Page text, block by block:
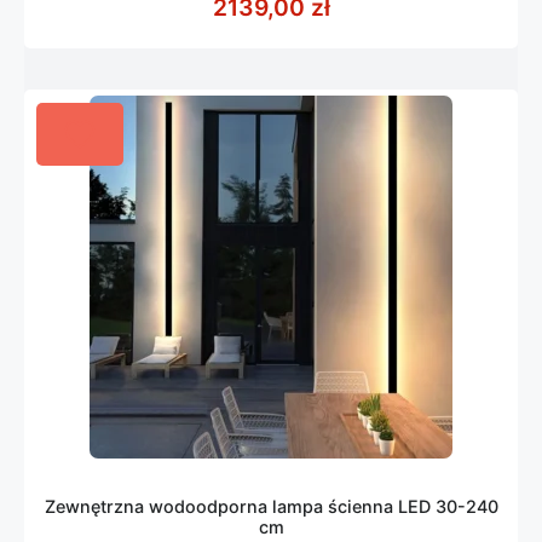
5
2139,00 zł
Zewnętrzna wodoodporna lampa ścienna LED 30-240
cm